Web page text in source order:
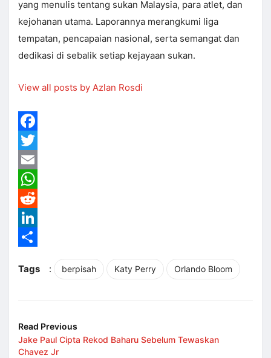
yang menulis tentang sukan Malaysia, para atlet, dan
kejohanan utama. Laporannya merangkumi liga
tempatan, pencapaian nasional, serta semangat dan
dedikasi di sebalik setiap kejayaan sukan.
View all posts by Azlan Rosdi
Facebook
Twitter
Email
WhatsApp
Reddit
LinkedIn
Tags
: berpisah Katy Perry Orlando Bloom
Read Previous
Jake Paul Cipta Rekod Baharu Sebelum Tewaskan
Chavez Jr